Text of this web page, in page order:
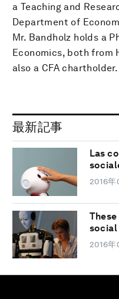
a Teaching and
Department of
Mr. Bandholz holds a
Economics, both from
also a CFA chartholder.
最新記事
Las
2016年
2016年